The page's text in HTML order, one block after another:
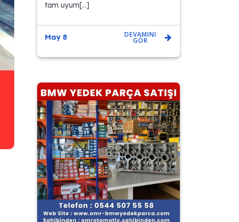
tam uyum[…]
May 8 DEVAMINI
GÖR